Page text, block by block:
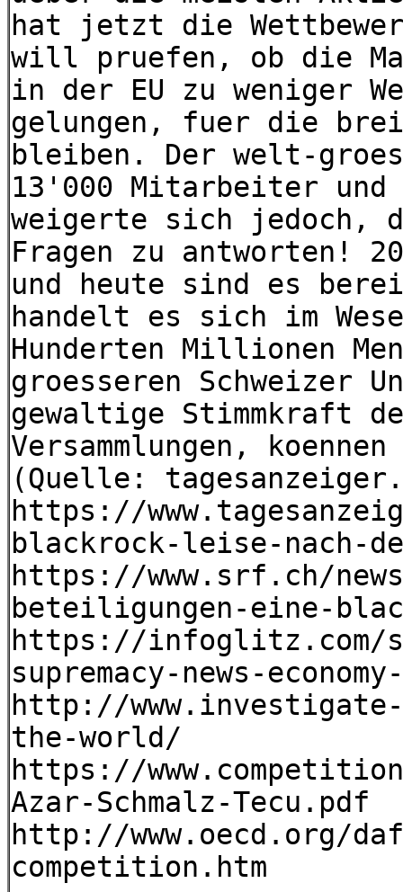
hat jetzt die
will pruefen, ob die
in der EU zu weniger
gelungen, fuer die
bleiben. Der welt-
13'000 Mitarbeiter und
weigerte sich jedoch,
Fragen zu antworten!
und heute sind es
handelt es sich im
Hunderten Millionen
groesseren Schweizer
gewaltige Stimmkraft
Versammlungen,
(Quelle:
https://
blackrock-leise-nach-
https://www.srf.ch/
beteiligungen-eine-
https://infoglitz.com/
supremacy-news-
http://
the-world/
https://
Azar-Schmalz-Tecu.pdf
http://www.oecd.org/
competition.htm